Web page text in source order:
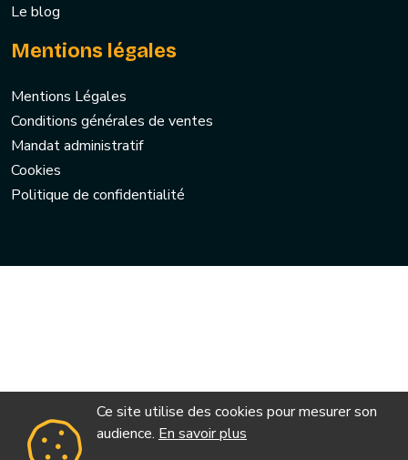
Le blog
Mentions légales
Mentions Légales
Conditions générales de ventes
Mandat administratif
Cookies
Politique de confidentialité
Ce site utilise des cookies pour mesurer son
audience. En savoir plus